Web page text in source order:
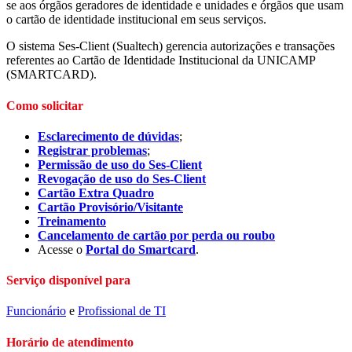
se aos órgãos geradores de identidade e unidades e órgãos que usam
o cartão de identidade institucional em seus serviços.
O sistema Ses-Client (Sualtech) gerencia autorizações e transações
referentes ao Cartão de Identidade Institucional da UNICAMP
(SMARTCARD).
Como solicitar
Esclarecimento de dúvidas;
Registrar problemas;
Permissão de uso do Ses-Client
Revogação de uso do Ses-Client
Cartão Extra Quadro
Cartão Provisório/Visitante
Treinamento
Cancelamento de cartão por perda ou roubo
Acesse o Portal do Smartcard.
Serviço disponível para
Funcionário e Profissional de TI
Horário de atendimento